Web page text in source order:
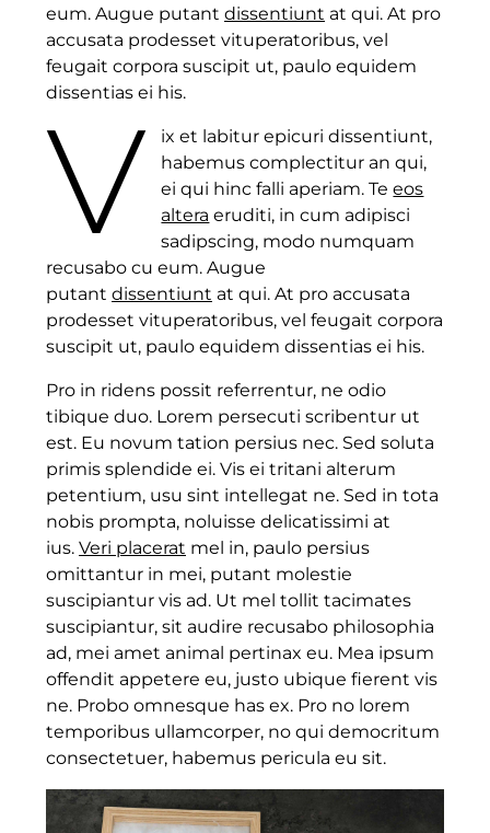
eum. Augue putant dissentiunt at qui. At pro
accusata prodesset vituperatoribus, vel
feugait corpora suscipit ut, paulo equidem
dissentias ei his.
V
ix et labitur epicuri dissentiunt,
habemus complectitur an qui,
ei qui hinc falli aperiam. Teeos
altera eruditi, in cum adipisci
sadipscing, modo numquam
recusabo cu eum. Augue
putant dissentiunt at qui. At pro accusata
prodesset vituperatoribus, vel feugait corpora
suscipit ut, paulo equidem dissentias ei his.
Pro in ridens possit referrentur, ne odio
tibique duo. Lorem persecuti scribentur ut
est. Eu novum tation persius nec. Sed soluta
primis splendide ei. Vis ei tritani alterum
petentium, usu sint intellegat ne. Sed in tota
nobis prompta, noluisse delicatissimi at
ius. Veri placerat mel in, paulo persius
omittantur in mei, putant molestie
suscipiantur vis ad. Ut mel tollit tacimates
suscipiantur, sit audire recusabo philosophia
ad, mei amet animal pertinax eu. Mea ipsum
offendit appetere eu, justo ubique fierent vis
ne. Probo omnesque has ex. Pro no lorem
temporibus ullamcorper, no qui democritum
consectetuer, habemus pericula eu sit.